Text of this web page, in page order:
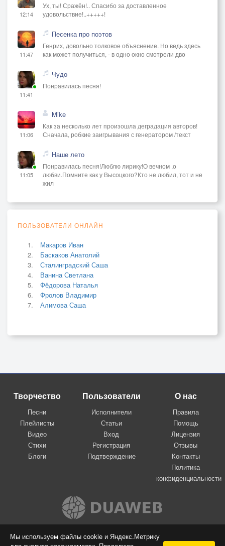
Мы используем файлы cookie и Яндекс.Метрику
12:14
Ух, ты! Сражён!.. Спасибо за доставленное
удовольствие!..+++++!
11:47
Песенка про поэтов
Генрих, довольно толковое объяснение. Но ведь здесь
как может получиться, - в одно окно смотрели дво
11:41
Чудо
Понравилась песня!
11:06
Mike
Как за несколько лет произошла деградация авторов!
Сначала, робкие заигрывания с генератором /текст
11:05
Наше лето
Понравилась песня!Люблю лирику!О вечном ,о
любви.Помните как у Высоцкого?Кто не любил, тот и не
жил
ПОЛЬЗОВАТЕЛИ ОНЛАЙН
Макаров Иван
Баскаков Анатолий
Сталинградский Саша
Ванина Светлана
Фёдорова Наталья
Фролов Владимир
Алимова Саша
Творчество
Песни
Плейлисты
Видео
Стихи
Блоги
Пользователи
Исполнители
Статьи
Вход
Регистрация
Подтверждение
О нас
Правила
Помощь
Лицензия
Отзывы
Контакты
Политика
конфиденциальности
Вконтакте